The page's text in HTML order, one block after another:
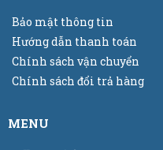
Bảo mật thông tin
Hướng dẫn thanh toán
Chính sách vận chuyển
Chính sách đổi trả hàng
MENU